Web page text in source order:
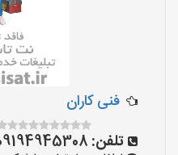
فنی کاران
تلفن: